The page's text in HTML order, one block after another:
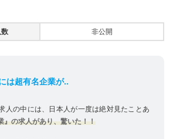
非公開
は超有名企業が..
人の中には、日本人が一度は絶対見たことあ
』の求人があり、驚いた！！